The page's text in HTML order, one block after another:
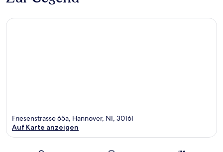
Friesenstrasse 65a, Hannover, NI, 30161
Auf Karte anzeigen